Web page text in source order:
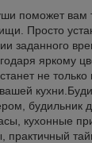
поможет вам
Просто
заданного
яркому
не
будильник
кухонные
практичный